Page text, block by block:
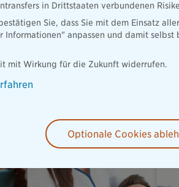
in Drittstaaten verbundenen
Sie, dass Sie mit dem Einsatz
Informationen" anpassen und damit selbst
mit Wirkung für die Zukunft widerrufen.
Optionale Cookies